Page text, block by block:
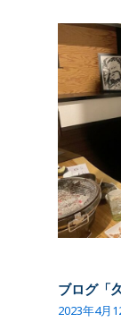
ブログ「
2023年4月